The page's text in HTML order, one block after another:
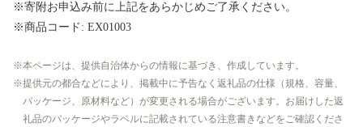
※寄附お申込み前に上記をあらかじめご了承ください。
※商品コード: EX01003
本ページは、提供自治体からの情報に基づき、作成しています。
提供元の都合などにより、掲載中に予告なく返礼品の仕様（規格、容量、
パッケージ、原材料など）が変更される場合がございます。お届けした返
礼品のパッケージやラベルに記載されている注意書きなどをご確認くださ